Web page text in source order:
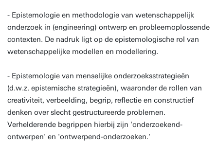
- Epistemologie en methodologie van wetenschappelijk
onderzoek in (engineering) ontwerp en probleemoplossende
contexten. De nadruk ligt op de epistemologische rol van
wetenschappelijke modellen en modellering.
- Epistemologie van menselijke onderzoeksstrategieën
(d.w.z. epistemische strategieën), waaronder de rollen van
creativiteit, verbeelding, begrip, reflectie en constructief
denken over slecht gestructureerde problemen.
Verhelderende begrippen hierbij zijn 'onderzoekend-
ontwerpen' en 'ontwerpend-onderzoeken.'